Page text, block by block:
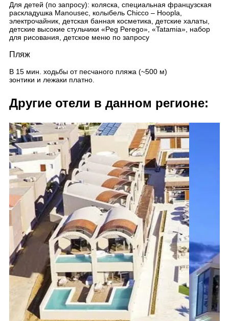
Для детей (по запросу): коляска, специальная французская
раскладушка Manousec, колыбель Chicco – Hoopla,
электрочайник, детская банная косметика, детские халаты,
детские высокие стульчики «Peg Perego», «Tatamia», набор
для рисования, детское меню по запросу
Пляж
В 15 мин. ходьбы от песчаного пляжа (~500 м)
зонтики и лежаки платно.
Другие отели в данном регионе: